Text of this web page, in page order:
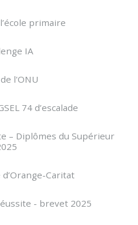
primaire
IA
l'ONU
74 d’escalade
– Diplômes du Supérieur
Caritat
- brevet 2025